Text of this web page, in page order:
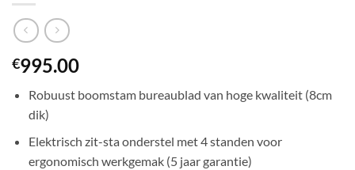
€995.00
Robuust boomstam bureaublad van hoge kwaliteit (8cm
dik)
Elektrisch zit-sta onderstel met 4 standen voor
ergonomisch werkgemak (5 jaar garantie)